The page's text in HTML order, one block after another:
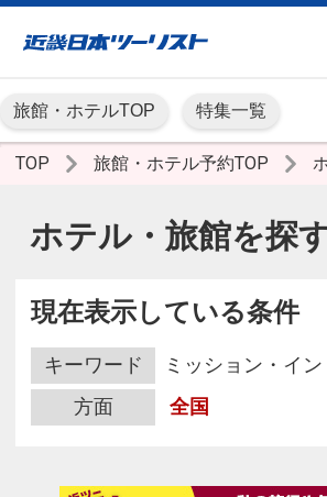
旅館・ホテルTOP 特集一覧
TOP 旅館・ホテル予約TOP
ホテル・旅館を探
現在表示している条件
キーワード
ミッション・イ
方面
全国